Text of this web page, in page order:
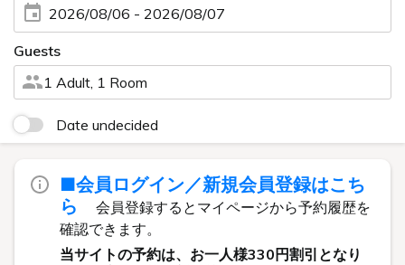
2026/08/06 - 2026/08/07
Guests
1 Adult, 1 Room
Date undecided
■会員ログイン／新規会員登録はこち
ら
会員登録するとマイページから予約履歴を
確認できます。
当サイトの予約は、お一人様330円割引となり